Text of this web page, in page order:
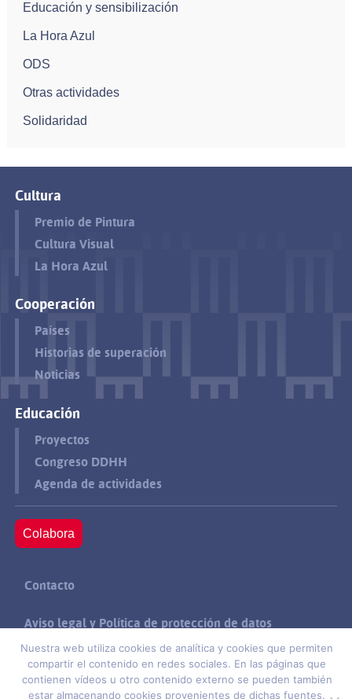
Educación y sensibilización
La Hora Azul
ODS
Otras actividades
Solidaridad
Cultura
Premio de Pintura
Cultura Visual
La Hora Azul
Cooperación
Países
Historias de superación
Noticias
Educación
Proyectos
Congreso DDHH
Agenda de actividades
Colabora
Contacto
Aviso legal y Política de protección de datos
Política de cookies
Nuestra web utiliza cookies de analítica y cookies que permiten
compartir el contenido en redes sociales. En las páginas que
contienen vídeos u otro contenido externo se pueden también
estar almacenando cookies provenientes de dichas fuentes.